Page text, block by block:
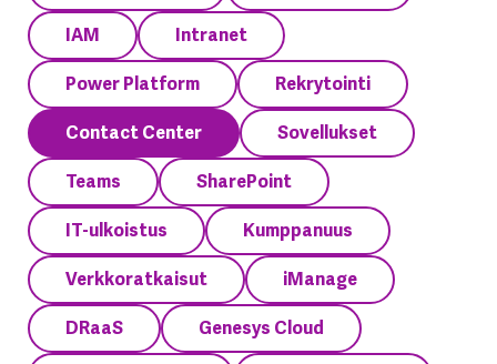
IAM Intranet
Power Platform Rekrytointi
Contact Center Sovellukset
Teams SharePoint
IT-ulkoistus Kumppanuus
Verkkoratkaisut iManage
DRaaS Genesys Cloud